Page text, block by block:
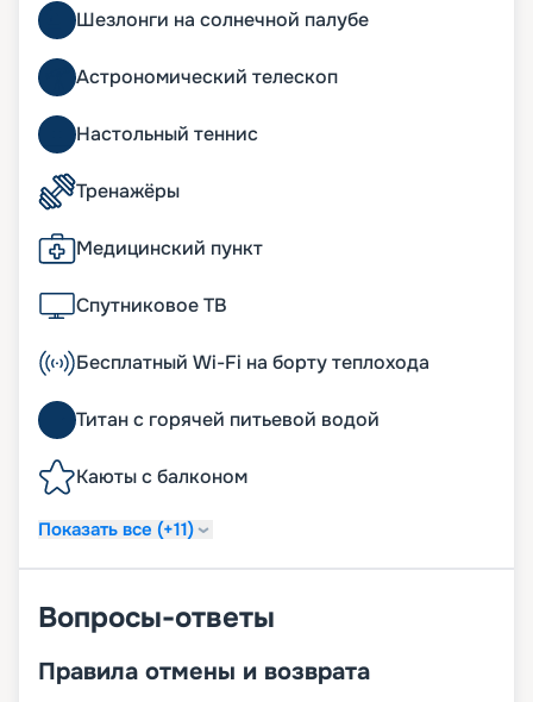
Шезлонги на солнечной палубе
Астрономический телескоп
Настольный теннис
Тренажёры
Медицинский пункт
Спутниковое ТВ
Бесплатный Wi-Fi на борту теплохода
Титан с горячей питьевой водой
Каюты с балконом
Показать все (+11)
Вопросы-ответы
Правила отмены и возврата